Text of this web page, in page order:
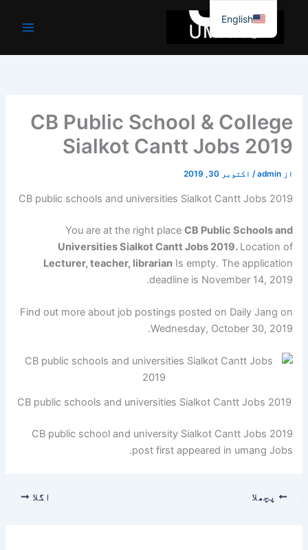
جائیں۔
CB Public School & College
Sialkot Cantt Jobs 2019
از admin
/ اکتوبر 30, 2019
CB public schools and universities Sialkot Cantt Jobs 2019
You are at the right place CB Public Schools and
Universities Sialkot Cantt Jobs 2019. Location of
Lecturer, teacher, librarianIs empty. The application
deadline is November 14, 2019.
Find out more about job postings posted on Daily Jang on
Wednesday, October 30, 2019.
CB public schools and universities Sialkot Cantt Jobs 2019
CB public school and university Sialkot Cantt Jobs 2019
post first appeared in umang Jobs.
پچھلا اگلا
English